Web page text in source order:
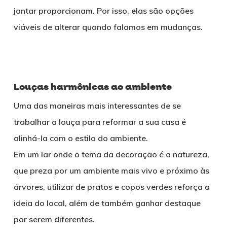
jantar proporcionam. Por isso, elas são opções
viáveis de alterar quando falamos em mudanças.
Louças harmônicas ao ambiente
Uma das maneiras mais interessantes de se
trabalhar a louça para reformar a sua casa é
alinhá-la com o estilo do ambiente.
Em um lar onde o tema da decoração é a natureza,
que preza por um ambiente mais vivo e próximo às
árvores, utilizar de pratos e copos verdes reforça a
ideia do local, além de também ganhar destaque
por serem diferentes.